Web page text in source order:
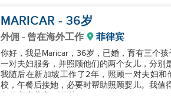
MARICAR - 36岁
外佣 - 曾在海外工作 菲律宾
你好，我是Maricar，36岁，已婚，育有三个
一对夫妇服务，并照顾他们的两个女儿，分别
我随后在新加坡工作了2年，照顾一对夫妇
校，午餐后接她，必要时帮助照顾婴儿。我值